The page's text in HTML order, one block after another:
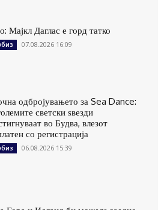
Мајкл Даглас е горд татко
07.08.2026 16:09
одбројувањето за Sea Dance:
светски ѕвезди
во Будва, влезот
со регистрација
06.08.2026 15:39